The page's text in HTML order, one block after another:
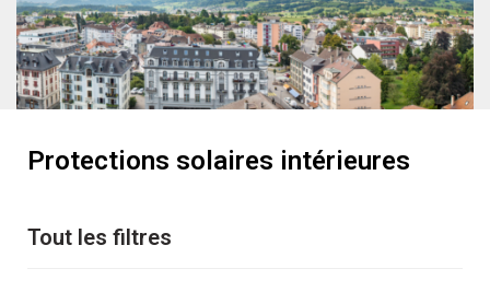
Protections solaires intérieures
Tout les filtres